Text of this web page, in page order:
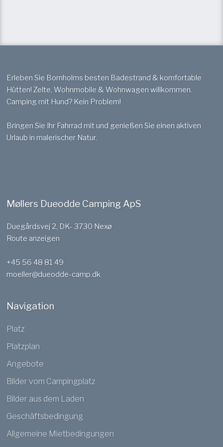
Erleben Sie Bornholms besten Badestrand & komfortable
Hütten! Zelte, Wohnmobile & Wohnwagen willkommen.
Camping mit Hund? Kein Problem!
Bringen Sie Ihr Fahrrad mit und genießen Sie einen aktiven
Urlaub in malerischer Natur.
Møllers Dueodde Camping ApS
Duegårdsvej 2, DK- 3730 Nexø
Route anzeigen
+45 56 48 81 49
moeller@dueodde-camp.dk
Navigation
Platz​
Platzplan
Angebote
Bilder vom Campingplatz
Bilder aus dem Laden
Geschäftsbedingung
Allgemeine Mietbedingungen